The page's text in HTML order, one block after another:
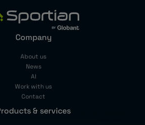
Company
About us
News
AI
Work with us
Contact
& services